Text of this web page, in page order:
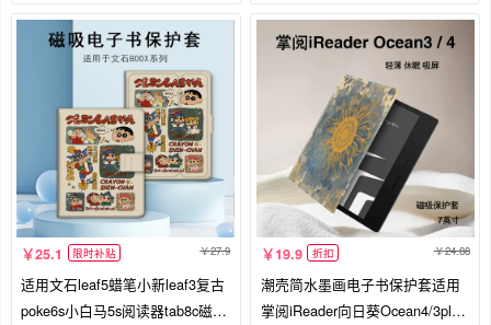
25.1 限时补贴 27.9
适用文石leaf5蜡笔小新leaf3复古
poke6s小白马5s阅读器tab8c磁吸
19.9 折扣 24.88
潮壳简水墨画电子书保护套适用
掌阅iReader向日葵Ocean4/3plus/